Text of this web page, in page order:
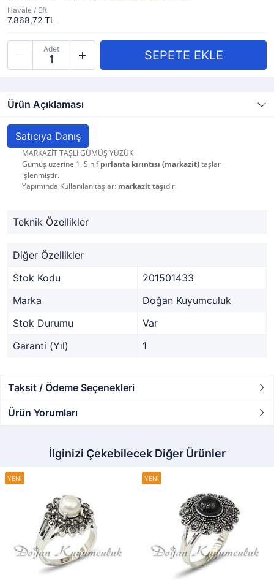
Havale / Eft
7.868,72 TL
Adet
Ürün Açıklaması
Satıcıya Danış
MARKAZİT TAŞLI GÜMÜŞ YÜZÜK
Gümüş üzerine 1. Sınıfpırlanta kırıntısı (markazit)taşlar
işlenmiştir.
Yapımında Kullanılan taşlar: markazit taşıdır.
Teknik Özellikler
Diğer Özellikler
Stok Kodu
201501433
Marka
Doğan Kuyumculuk
Stok Durumu
Var
Garanti (Yıl)
1
Taksit / Ödeme Seçenekleri
Ürün Yorumları
İlginizi Çekebilecek Diğer Ürünler